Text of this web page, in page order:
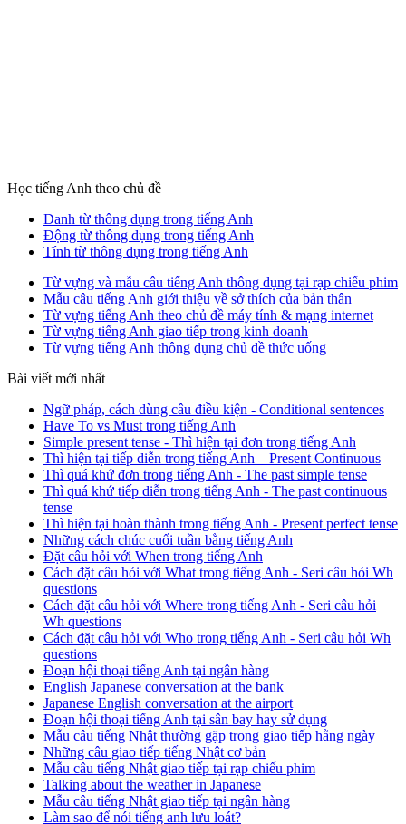
Học tiếng Anh theo chủ đề
Danh từ thông dụng trong tiếng Anh
Động từ thông dụng trong tiếng Anh
Tính từ thông dụng trong tiếng Anh
Từ vựng và mẫu câu tiếng Anh thông dụng tại rạp chiếu phim
Mẫu câu tiếng Anh giới thiệu về sở thích của bản thân
Từ vựng tiếng Anh theo chủ đề máy tính & mạng internet
Từ vựng tiếng Anh giao tiếp trong kinh doanh
Từ vựng tiếng Anh thông dụng chủ đề thức uống
Bài viết mới nhất
Ngữ pháp, cách dùng câu điều kiện - Conditional sentences
Have To vs Must trong tiếng Anh
Simple present tense - Thì hiện tại đơn trong tiếng Anh
Thì hiện tại tiếp diễn trong tiếng Anh – Present Continuous
Thì quá khứ đơn trong tiếng Anh - The past simple tense
Thì quá khứ tiếp diễn trong tiếng Anh - The past continuous
tense
Thì hiện tại hoàn thành trong tiếng Anh - Present perfect tense
Những cách chúc cuối tuần bằng tiếng Anh
Đặt câu hỏi với When trong tiếng Anh
Cách đặt câu hỏi với What trong tiếng Anh - Seri câu hỏi Wh
questions
Cách đặt câu hỏi với Where trong tiếng Anh - Seri câu hỏi
Wh questions
Cách đặt câu hỏi với Who trong tiếng Anh - Seri câu hỏi Wh
questions
Đoạn hội thoại tiếng Anh tại ngân hàng
English Japanese conversation at the bank
Japanese English conversation at the airport
Đoạn hội thoại tiếng Anh tại sân bay hay sử dụng
Mẫu câu tiếng Nhật thường gặp trong giao tiếp hằng ngày
Những câu giao tiếp tiếng Nhật cơ bản
Mẫu câu tiếng Nhật giao tiếp tại rạp chiếu phim
Talking about the weather in Japanese
Mẫu câu tiếng Nhật giao tiếp tại ngân hàng
Làm sao để nói tiếng anh lưu loát?